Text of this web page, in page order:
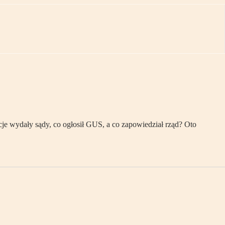
sądy, co ogłosił GUS, a co zapowiedział rząd? Oto